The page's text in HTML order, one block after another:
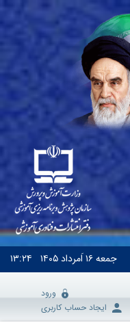
جمعه۱۶ اَمرداد ۱۴۰۵ ۱۳:۲۴
ورود
ایجاد حساب کاربری